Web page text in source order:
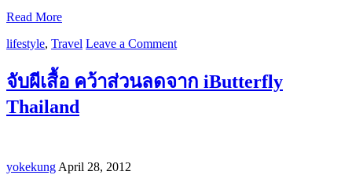
Read More
lifestyle, Travel Leave a Comment
จับผีเสื้อ คว้าส่วนลดจาก iButterfly
Thailand
yokekung April 28, 2012